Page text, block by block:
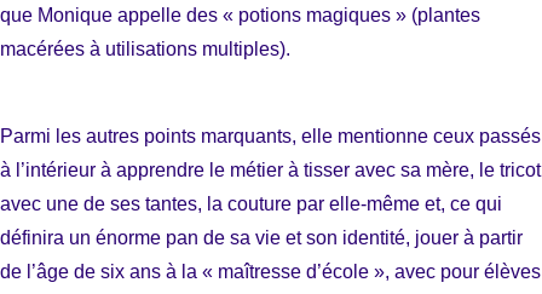
que Monique appelle des « potions magiques » (plantes
macérées à utilisations multiples).
Parmi les autres points marquants, elle mentionne ceux passés
à l’intérieur à apprendre le métier à tisser avec sa mère, le tricot
avec une de ses tantes, la couture par elle-même et, ce qui
définira un énorme pan de sa vie et son identité, jouer à partir
de l’âge de six ans à la « maîtresse d’école », avec pour élèves